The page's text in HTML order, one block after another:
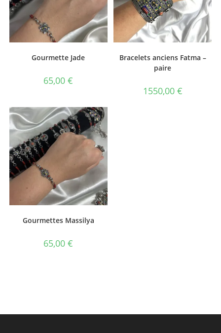
Gourmette Jade
65,00€
Bracelets anciens Fatma –
paire
1550,00 €
Gourmettes Massilya
65,00€